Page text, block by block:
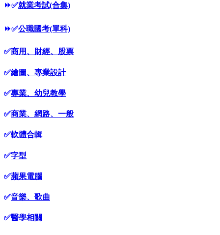
⏩✅就業考試(合集)
⏩✅公職國考(單科)
✅商用、財經、股票
✅繪圖、專業設計
✅專業、幼兒教學
✅商業、網路、一般
✅軟體合輯
✅字型
✅蘋果電腦
✅音樂、歌曲
✅醫學相關